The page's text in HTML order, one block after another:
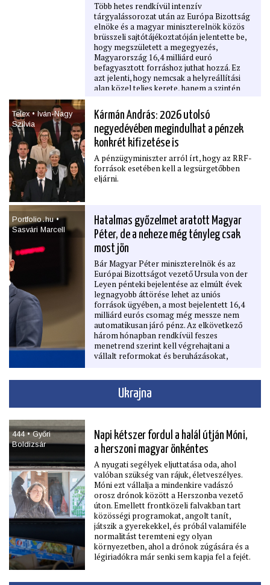
Több hetes rendkívül intenzív
tárgyalássorozat után az Európa Bizottság
elnöke és a magyar miniszterelnök közös
brüsszeli sajtótájékoztatóján jelentette be,
hogy megszületett a megegyezés,
Magyarország 16,4 milliárd euró
befagyasztott forráshoz juthat hozzá. Ez
azt jelenti, hogy nemcsak a helyreállítási
alap közel teljes kerete, hanem a szintén
hozzáférhetők lesznek. Nem sokkal a
sajtótájékoztató után adott exluzív interjút
a HVG-nek Brüsszelben Magyar Péter
miniszterelnök, illetve néhány kérdésre
Vitézy Dávid közlekedési és beruházási
miniszter válaszolt.
Telex • Iván-Nagy
Szilvia
Kármán András: 2026 utolsó
negyedévében megindulhat a pénzek
konkrét kiﬁzetése is
A pénzügyminiszter arról írt, hogy az RRF-
források esetében kell a legsürgetőbben
eljárni.
Portfolio․hu •
Sasvári Marcell
Hatalmas győzelmet aratott Magyar
Péter, de a neheze még tényleg csak
most jön
Bár Magyar Péter miniszterelnök és az
Európai Bizottságot vezető Ursula von der
Leyen pénteki bejelentése az elmúlt évek
legnagyobb áttörése lehet az uniós
források ügyében, a most bejelentett 16,4
milliárd eurós csomag még messze nem
automatikusan járó pénz. Az elkövetkező
három hónapban rendkívül feszes
menetrend szerint kell végrehajtani a
vállalt reformokat és beruházásokat,
technikailag is azon dolgozik, hogy a
források döntő része valóban lehívható
legyen. Az uniós rendszer ráadásul nem
ha a legfontosabb feltételek teljesülnek,
akkor még részleges csúszások vagy kisebb
hiányosságok mellett is megmaradhat a
kiﬁzetések túlnyomó része.
Ukrajna
444 • Győri
Boldizsár
Napi kétszer fordul a halál útján Móni,
a herszoni magyar önkéntes
A nyugati segélyek eljuttatása oda, ahol
valóban szükség van rájuk, életveszélyes.
Móni ezt vállalja a mindenkire vadászó
orosz drónok között a Herszonba vezető
úton. Emellett frontközeli falvakban tart
közösségi programokat, angolt tanít,
játszik a gyerekekkel, és próbál valamiféle
normalitást teremteni egy olyan
környezetben, ahol a drónok zúgására és a
légiriadókra már senki sem kapja fel a fejét.